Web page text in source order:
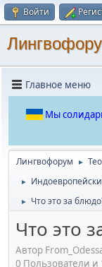
Войти
Главное меню
Мы
Лингвофорум ►
►
► Что это за
Что это
Автор
0 Пользователи и